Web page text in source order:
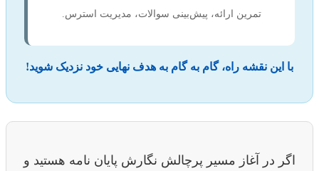
تمرین ارائه، پیش‌بینی سوالات، مدیریت استرس.
با این نقشه راه، گام به گام به هدف نهایی خود نزدیک شوید!
اگر در آغاز مسیر پرچالش نگارش پایان نامه هستید و